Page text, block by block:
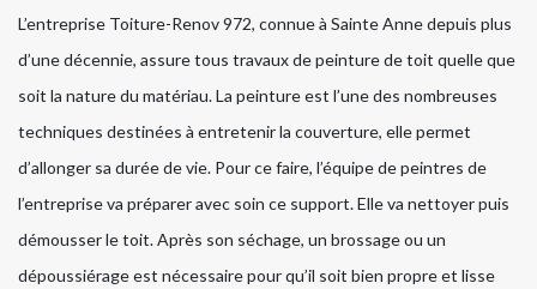
L’entreprise Toiture-Renov 972, connue à Sainte Anne depuis plus
d’une décennie, assure tous travaux de peinture de toit quelle que
soit la nature du matériau. La peinture est l’une des nombreuses
techniques destinées à entretenir la couverture, elle permet
d’allonger sa durée de vie. Pour ce faire, l’équipe de peintres de
l’entreprise va préparer avec soin ce support. Elle va nettoyer puis
démousser le toit. Après son séchage, un brossage ou un
dépoussiérage est nécessaire pour qu’il soit bien propre et lisse